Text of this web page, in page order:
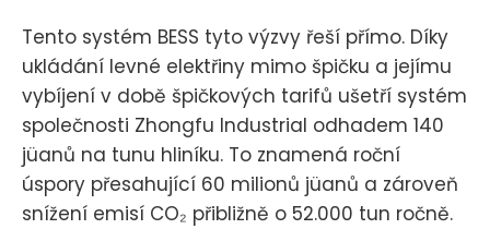
Tento systém BESS tyto výzvy řeší přímo. Díky
ukládání levné elektřiny mimo špičku a jejímu
vybíjení v době špičkových tarifů ušetří systém
společnosti Zhongfu Industrial odhadem 140
jüanů na tunu hliníku. To znamená roční
úspory přesahující 60 milionů jüanů a zároveň
snížení emisí CO₂ přibližně o 52.000 tun ročně.